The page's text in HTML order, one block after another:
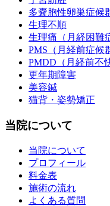
多嚢胞性卵巣症候
生理不順
生理痛（月経困難
PMS（月経前症候
PMDD（月経前不
更年期障害
美容鍼
猫背・姿勢矯正
当院について
当院について
プロフィール
料金表
施術の流れ
よくある質問